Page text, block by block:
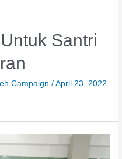
Santri
Campaign/April 23, 2022